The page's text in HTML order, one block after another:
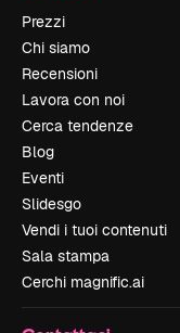
Prezzi
Chi siamo
Recensioni
Lavora con noi
Cerca tendenze
Blog
Eventi
Slidesgo
Vendi i tuoi contenuti
Sala stampa
Cerchi magnific.ai